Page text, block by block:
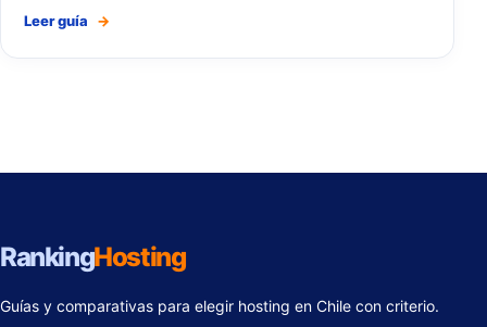
Leer guía →
RankingHosting
Guías y comparativas para elegir hosting en Chile con criterio.